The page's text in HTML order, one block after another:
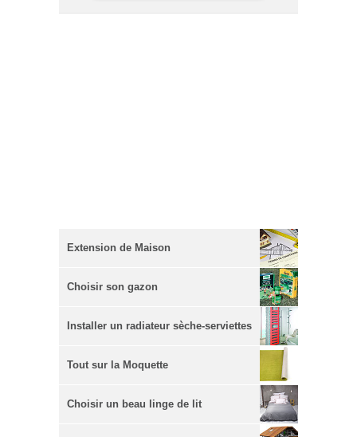
Extension de Maison
Choisir son gazon
Installer un radiateur sèche-serviettes
Tout sur la Moquette
Choisir un beau linge de lit